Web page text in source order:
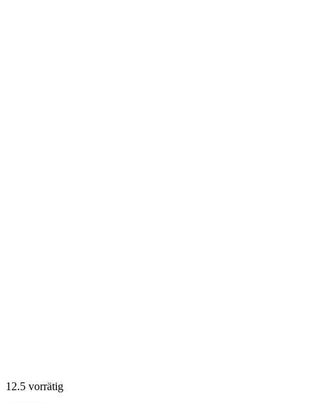
12.5 vorrätig